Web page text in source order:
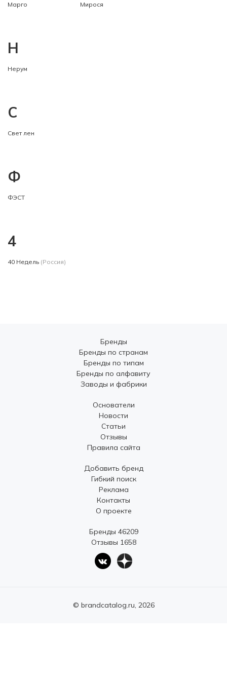
Марго
Мирося
Н
Нерум
С
Свет лен
Ф
ФЭСТ
4
40 Недель (Россия)
Бренды
Бренды по странам
Бренды по типам
Бренды по алфавиту
Заводы и фабрики
Основатели
Новости
Статьи
Отзывы
Правила сайта
Добавить бренд
Гибкий поиск
Реклама
Контакты
О проекте
Бренды 46209
Отзывы 1658
© brandcatalog.ru, 2026